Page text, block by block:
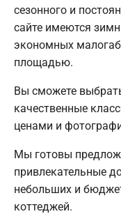
сезонного и
сайте имеются
экономных
площадью.
Вы сможете
качественные
ценами и
Мы готовы
привлекательные
небольших и
коттеджей.